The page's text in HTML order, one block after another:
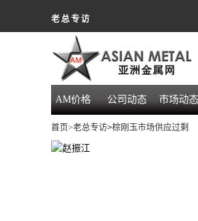
老总专访
AM价格 公司动态 市场动态
首页>老总专访>棕刚玉市场供应过剩